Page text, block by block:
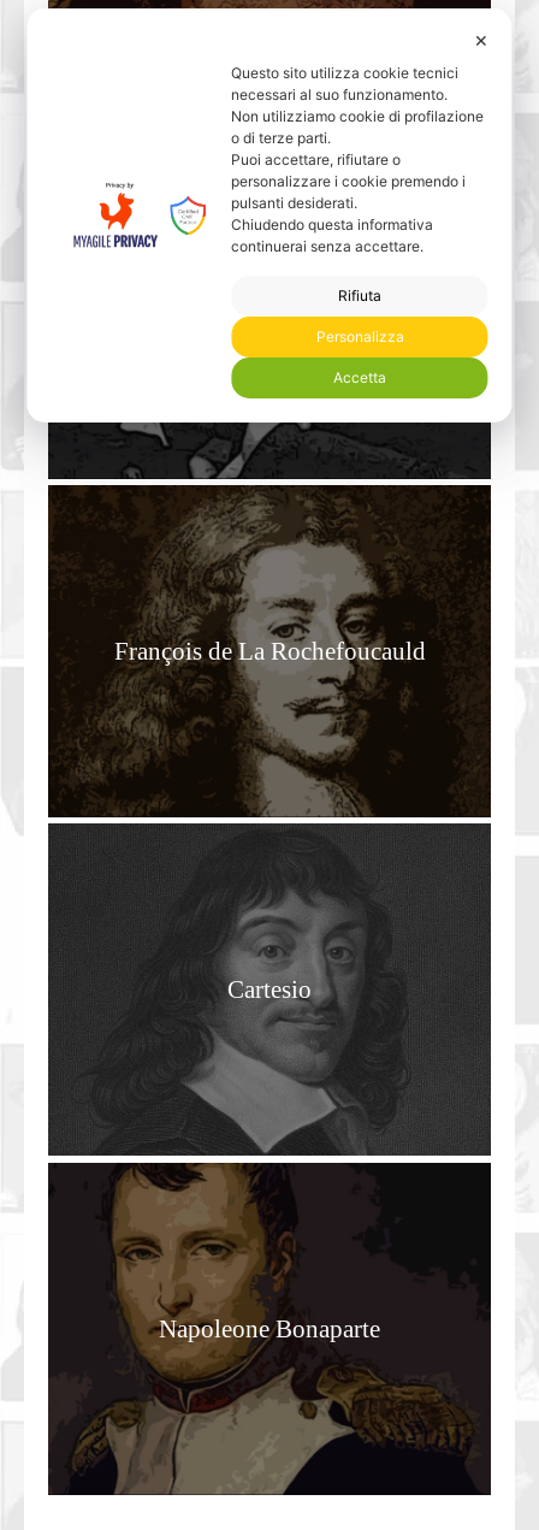
Marcel Proust
François de La Rochefoucauld
Cartesio
Napoleone Bonaparte
✕
Questo sito utilizza cookie tecnici
necessari al suo funzionamento.
Non utilizziamo cookie di profilazione
o di terze parti.
Puoi accettare, rifiutare o
personalizzare i cookie premendo i
pulsanti desiderati.
Chiudendo questa informativa
continuerai senza accettare.
Accetta
Rifiuta
Personalizza